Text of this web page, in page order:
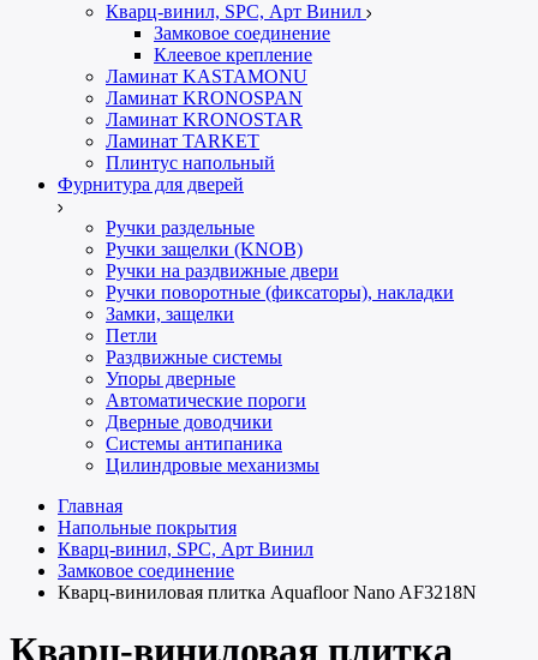
Кварц-винил, SPC, Арт Винил
Замковое соединение
Клеевое крепление
Ламинат KASTAMONU
Ламинат KRONOSPAN
Ламинат KRONOSTAR
Ламинат TARKET
Плинтус напольный
Фурнитура для дверей
Ручки раздельные
Ручки защелки (KNOB)
Ручки на раздвижные двери
Ручки поворотные (фиксаторы), накладки
Замки, защелки
Петли
Раздвижные системы
Упоры дверные
Автоматические пороги
Дверные доводчики
Системы антипаника
Цилиндровые механизмы
Главная
Напольные покрытия
Кварц-винил, SPC, Арт Винил
Замковое соединение
Кварц-виниловая плитка Aquafloor Nano AF3218N
Кварц-виниловая плитка